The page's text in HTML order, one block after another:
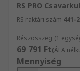
RS PRO
RS raktári szám 441-
Részösszeg (1
69 791 Ft(ÁFA
Mennyiség